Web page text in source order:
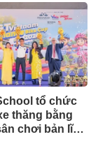
tổ chức
thăng bằng
chơi bản lĩnh